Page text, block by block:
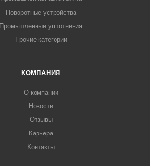
Поворотные устройства
Промышленные уплотнения
Прочие категории
КОМПАНИЯ
О компании
Новости
Отзывы
Карьера
Контакты